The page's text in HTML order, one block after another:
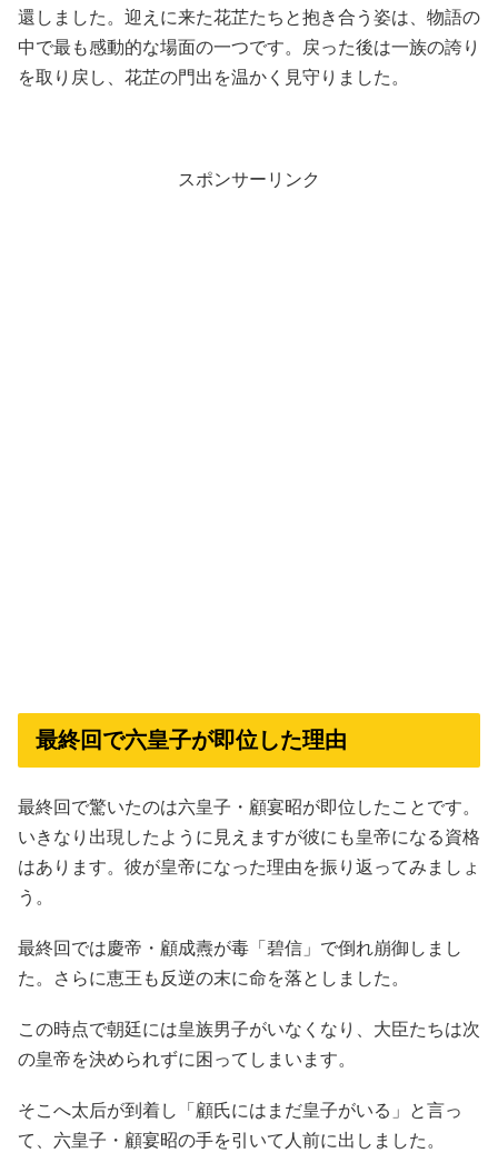
還しました。迎えに来た花芷たちと抱き合う姿は、物語の
中で最も感動的な場面の一つです。戻った後は一族の誇り
を取り戻し、花芷の門出を温かく見守りました。
スポンサーリンク
最終回で六皇子が即位した理由
最終回で驚いたのは六皇子・顧宴昭が即位したことです。
いきなり出現したように見えますが彼にも皇帝になる資格
はあります。彼が皇帝になった理由を振り返ってみましょ
う。
最終回では慶帝・顧成燾が毒「碧信」で倒れ崩御しまし
た。さらに恵王も反逆の末に命を落としました。
この時点で朝廷には皇族男子がいなくなり、大臣たちは次
の皇帝を決められずに困ってしまいます。
そこへ太后が到着し「顧氏にはまだ皇子がいる」と言っ
て、六皇子・顧宴昭の手を引いて人前に出しました。